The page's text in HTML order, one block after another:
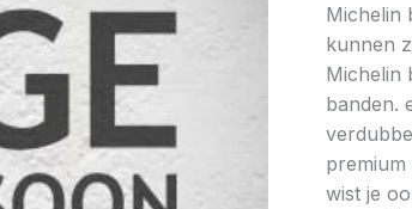
Michelin
kunnen
Michelin
banden.
wist je